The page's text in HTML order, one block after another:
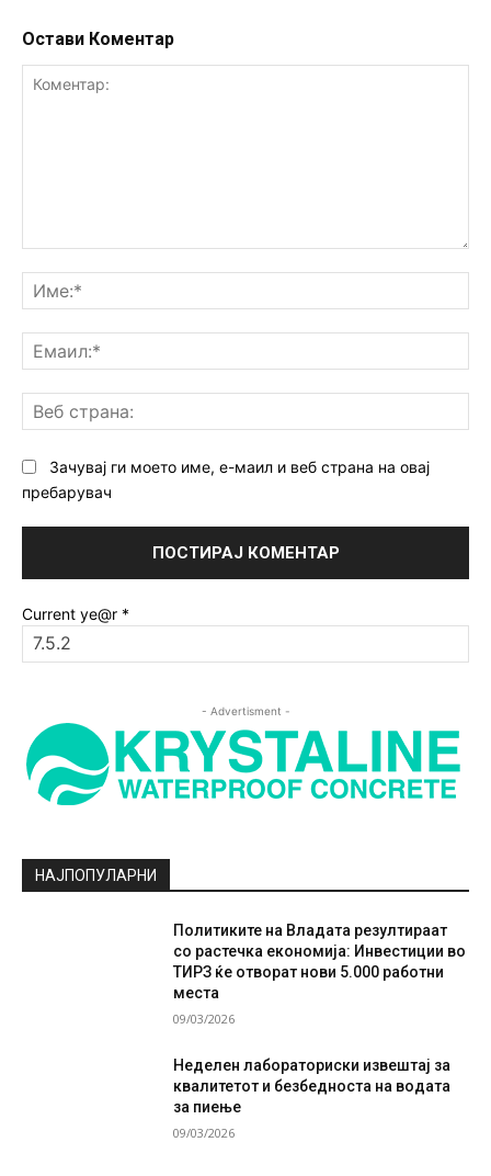
Остави Коментар
Зачувај ги моето име, е-маил и веб страна на овај
пребарувач
Current ye@r *
- Advertisment -
НАЈПОПУЛАРНИ
Политиките на Владата резултираат
со растечка економија: Инвестиции во
ТИРЗ ќе отворат нови 5.000 работни
места
09/03/2026
Неделен лабораториски извештај за
квалитетот и безбедноста на водата
за пиење
09/03/2026